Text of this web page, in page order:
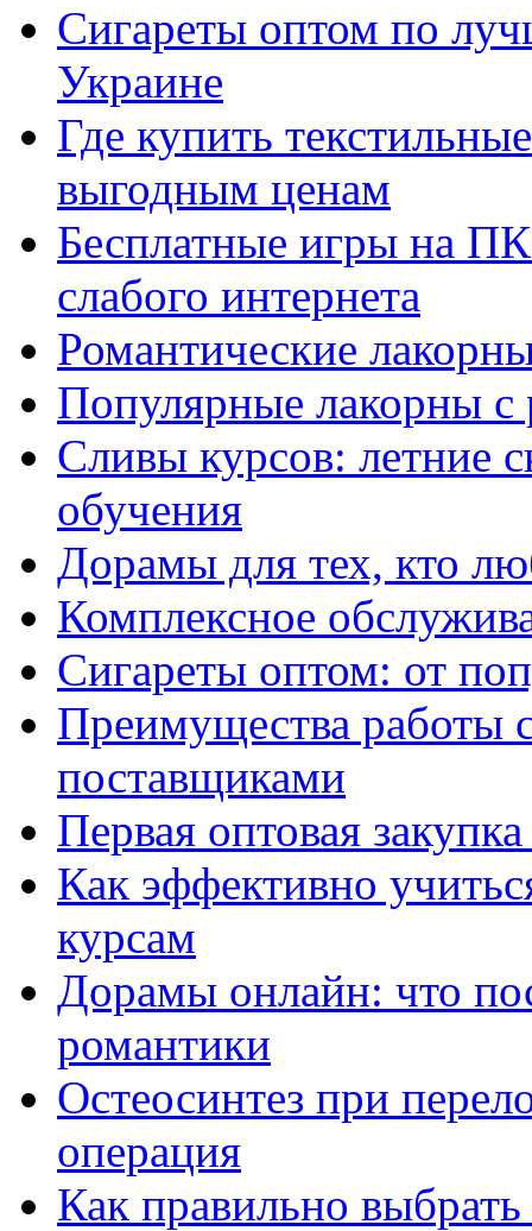
Сигареты оптом по
Украине
Где купить
выгодным ценам
Бесплатные игры на
слабого интернета
Романтические
Популярные лакорны с
Сливы курсов: летние
обучения
Дорамы для тех, кто
Комплексное
Сигареты оптом: от
Преимущества работы
поставщиками
Первая оптовая
Как эффективно
курсам
Дорамы онлайн: что
романтики
Остеосинтез при
операция
Как правильно